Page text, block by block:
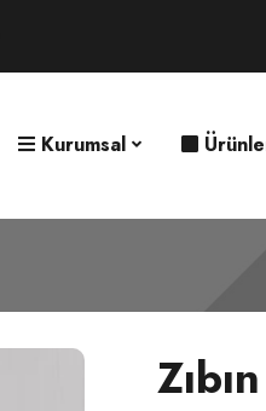
Kurumsal